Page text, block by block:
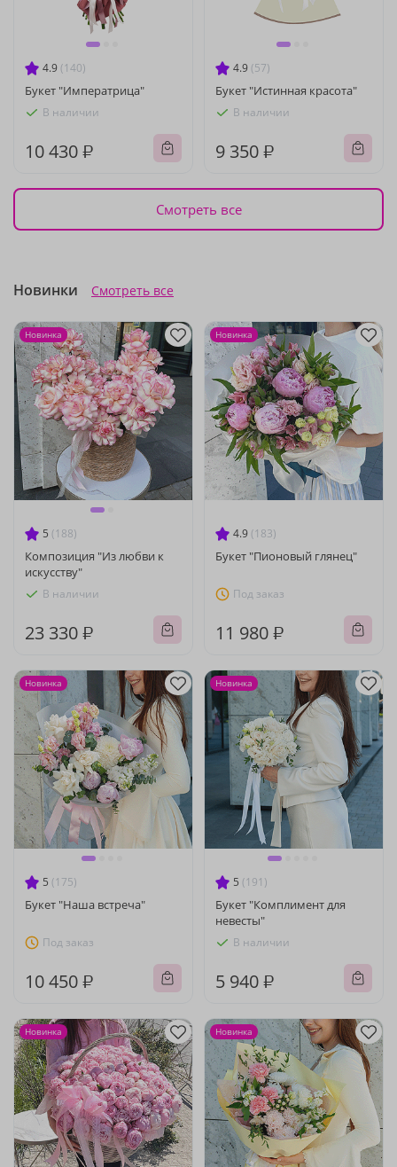
4.9 (140)
Букет "Императрица"
В наличии
10 430 ₽
4.9 (57)
Букет "Истинная красота"
В наличии
9 350 ₽
Смотреть все
Новинки Смотреть все
5 (188)
Композиция "Из любви к
искусству"
В наличии
23 330 ₽
Новинка
4.9 (183)
Букет "Пионовый глянец"
Под заказ
11 980 ₽
Новинка
5 (175)
Букет "Наша встреча"
Под заказ
10 450 ₽
Новинка
5 (191)
Букет "Комплимент для
невесты"
В наличии
5 940 ₽
Новинка
Новинка Новинка